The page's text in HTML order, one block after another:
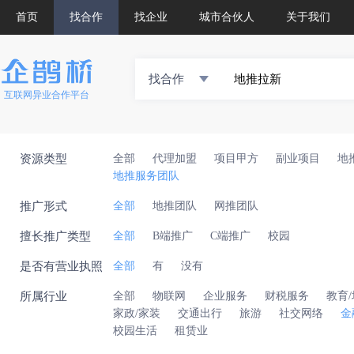
首页 找合作 找企业 城市合伙人 关于我们
互联网异业合作平台
找合作
资源类型 全部 代理加盟 项目甲方 副业项目
地
地推服务团队
推广形式 全部 地推团队 网推团队
擅长推广类型 全部 B端推广 C端推广 校园
是否有营业执照 全部 有 没有
所属行业 全部 物联网 企业服务 财税服务
教育/
家政/家装
交通出行 旅游 社交网络
金
校园生活
租赁业